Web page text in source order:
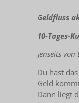
Geldfluss
10-Tages-
Jenseits
Du hast
Geld
Dann liegt